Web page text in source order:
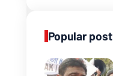
Popular post